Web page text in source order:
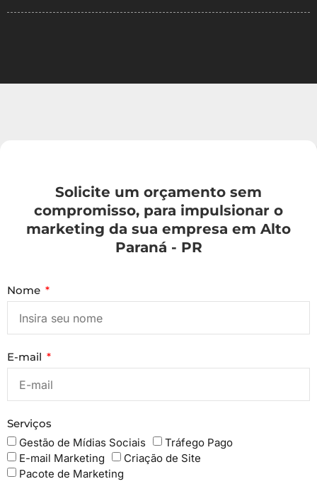
Solicite um orçamento sem
compromisso, para impulsionar o
marketing da sua empresa em Alto
Paraná - PR
Nome
E-mail
Serviços
Gestão de Mídias Sociais
Tráfego Pago
E-mail Marketing
Criação de Site
Pacote de Marketing